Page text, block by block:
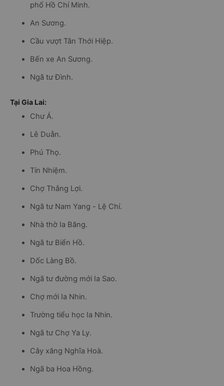
phố Hồ Chí Minh.
An Sương.
Cầu vượt Tân Thới Hiệp.
Bến xe An Sương.
Ngã tư Đình.
Tại Gia Lai:
Chư Á.
Lê Duẫn.
Phú Thọ.
Tín Nhiệm.
Chợ Thắng Lợi.
Ngã tư Nam Yang - Lệ Chí.
Nhà thờ Ia Băng.
Ngã tư Biển Hồ.
Dốc Làng Bồ.
Ngã tư đường mới Ia Sao.
Chợ mới Ia Nhin.
Trường tiểu học Ia Nhin.
Ngã tư Chợ Ya Ly.
Cây xăng Nghĩa Hoà.
Ngã ba Hoa Hồng.